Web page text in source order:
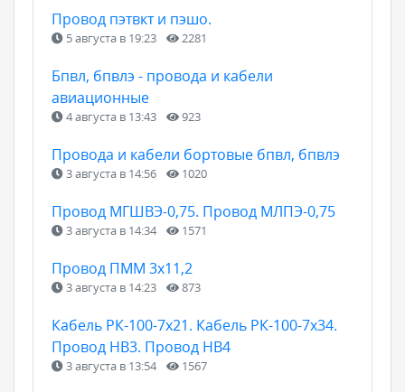
Провод пэтвкт и пэшо.
5 августа в 19:23 2281
Бпвл, бпвлэ - провода и кабели
авиационные
4 августа в 13:43 923
Провода и кабели бортовые бпвл, бпвлэ
3 августа в 14:56 1020
Провод МГШВЭ-0,75. Провод МЛПЭ-0,75
3 августа в 14:34 1571
Провод ПММ 3х11,2
3 августа в 14:23 873
Кабель РК-100-7х21. Кабель РК-100-7х34.
Провод НВ3. Провод НВ4
3 августа в 13:54 1567